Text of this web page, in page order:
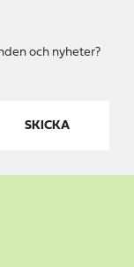
och nyheter?
SKICKA